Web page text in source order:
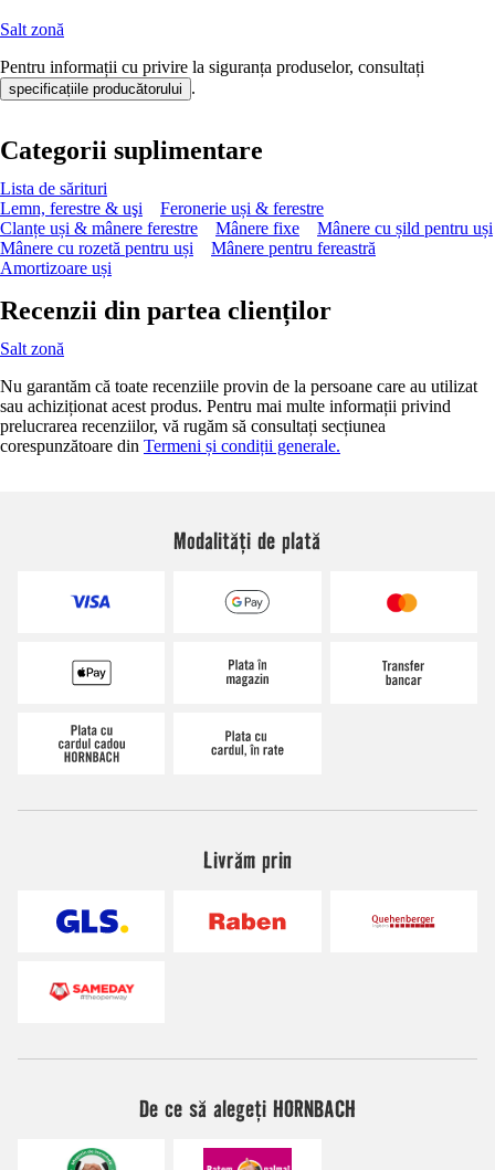
Salt zonă
Pentru informații cu privire la siguranța produselor, consultați
specificațiile producătorului .
Categorii suplimentare
Lista de sărituri
Lemn, ferestre & uşi
Feronerie uși & ferestre
Clanțe uși & mânere ferestre
Mânere fixe
Mânere cu șild pentru uși
Mânere cu rozetă pentru uși
Mânere pentru fereastră
Amortizoare uși
Recenzii din partea clienților
Salt zonă
Nu garantăm că toate recenziile provin de la persoane care au utilizat
sau achiziționat acest produs. Pentru mai multe informații privind
prelucrarea recenziilor, vă rugăm să consultați secțiunea
corespunzătoare din Termeni și condiții generale.
Modalități de plată
Livrăm prin
De ce să alegeți HORNBACH